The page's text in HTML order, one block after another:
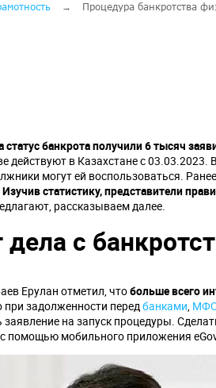
Процедура банкротства
банкрота получили 6 тысяч
действуют в Казахстане с
могут ей воспользоваться.
Изучив статистику, представители
рассказываем далее.
дела с
Ерулан отметил, чтобольше всего
задолженности передбанками,
заявление на запуск процедуры.
помощью мобильного приложения